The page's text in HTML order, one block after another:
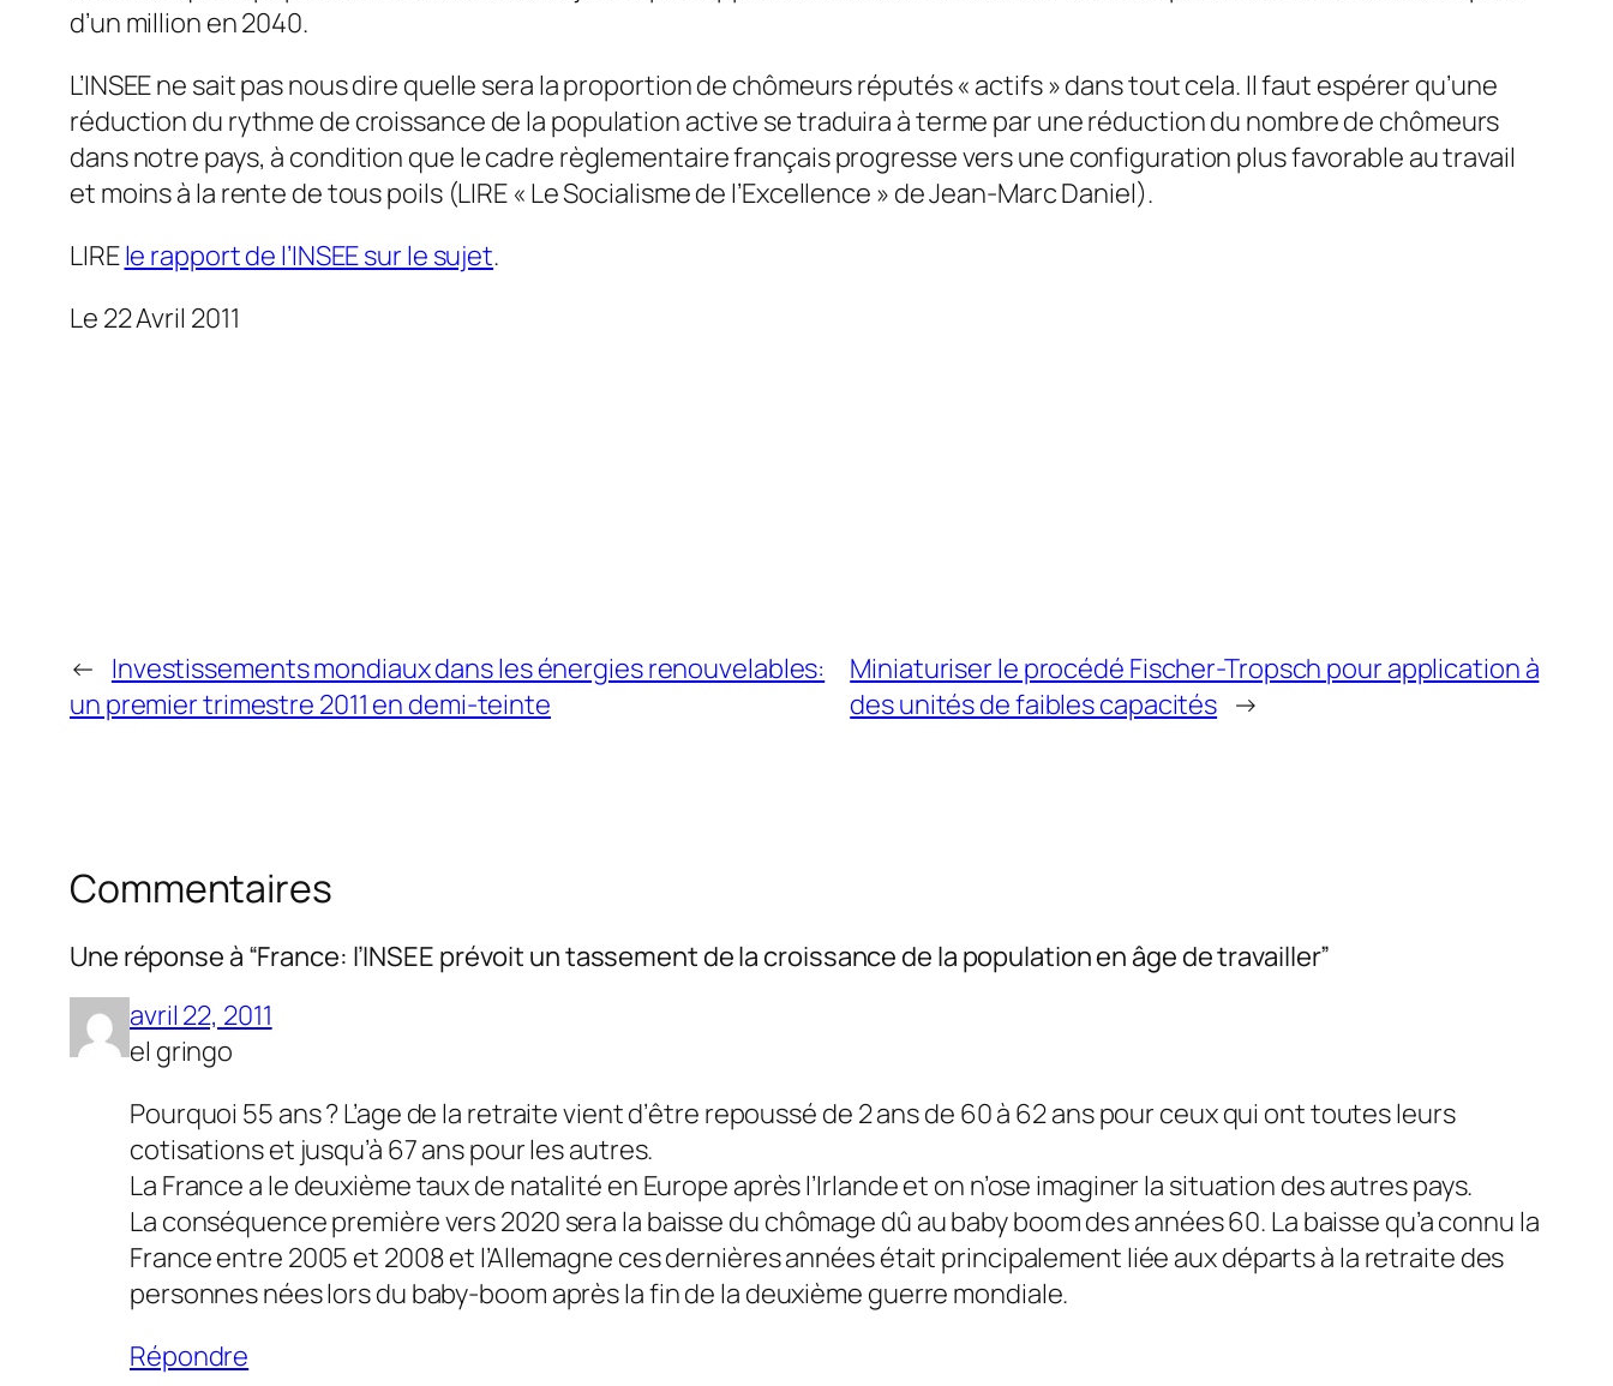
d’un million en 2040.
L’INSEE ne sait pas nous dire quelle sera la proportion de chômeurs réputés « actifs » dans tout cela. Il faut espérer qu’une
réduction du rythme de croissance de la population active se traduira à terme par une réduction du nombre de chômeurs
dans notre pays, à condition que le cadre règlementaire français progresse vers une configuration plus favorable au travail
et moins à la rente de tous poils (LIRE « Le Socialisme de l’Excellence » de Jean-Marc Daniel).
LIREle rapport de l’INSEE sur le sujet.
Le 22 Avril 2011
← Investissements mondiaux dans les énergies renouvelables:
un premier trimestre 2011 en demi-teinte
Miniaturiser le procédé Fischer-Tropsch pour application à
des unités de faibles capacités →
Commentaires
Une réponse à “France: l’INSEE prévoit un tassement de la croissance de la population en âge de travailler”
avril 22, 2011
el gringo
Pourquoi 55 ans ? L’age de la retraite vient d’être repoussé de 2 ans de 60 à 62 ans pour ceux qui ont toutes leurs
cotisations et jusqu’à 67 ans pour les autres.
La France a le deuxième taux de natalité en Europe après l’Irlande et on n’ose imaginer la situation des autres pays.
La conséquence première vers 2020 sera la baisse du chômage dû au baby boom des années 60. La baisse qu’a connu la
France entre 2005 et 2008 et l’Allemagne ces dernières années était principalement liée aux départs à la retraite des
personnes nées lors du baby-boom après la fin de la deuxième guerre mondiale.
Répondre